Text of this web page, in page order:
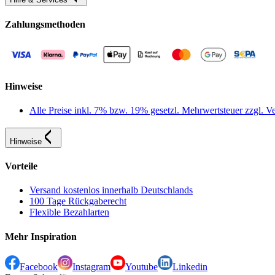
Zahlungsmethoden
Hinweise
Alle Preise inkl. 7% bzw. 19% gesetzl. Mehrwertsteuer zzgl.
Hinweise
Vorteile
Versand kostenlos innerhalb Deutschlands
100 Tage Rückgaberecht
Flexible Bezahlarten
Mehr Inspiration
Facebook Instagram Youtube
Linkedin